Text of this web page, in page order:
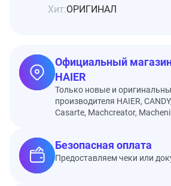
Хит:ОРИГИНАЛ
Официальный
HAIER
Только новые и
производителя HAIER,
Casarte, Machcreator,
Безопасная оплата
Предоставляем чеки или